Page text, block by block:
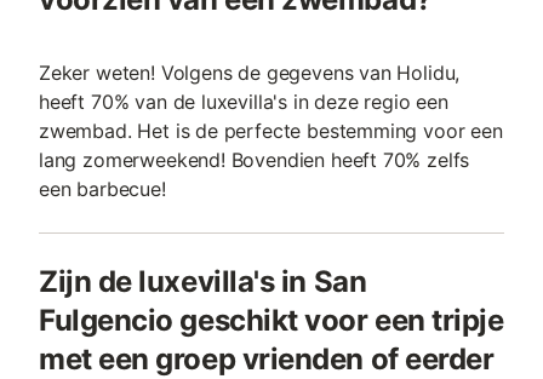
Zeker weten! Volgens de gegevens van Holidu,
heeft 70% van de luxevilla's in deze regio een
zwembad. Het is de perfecte bestemming voor een
lang zomerweekend! Bovendien heeft 70% zelfs
een barbecue!
Zijn de luxevilla's in San
Fulgencio geschikt voor een tripje
met een groep vrienden of eerder